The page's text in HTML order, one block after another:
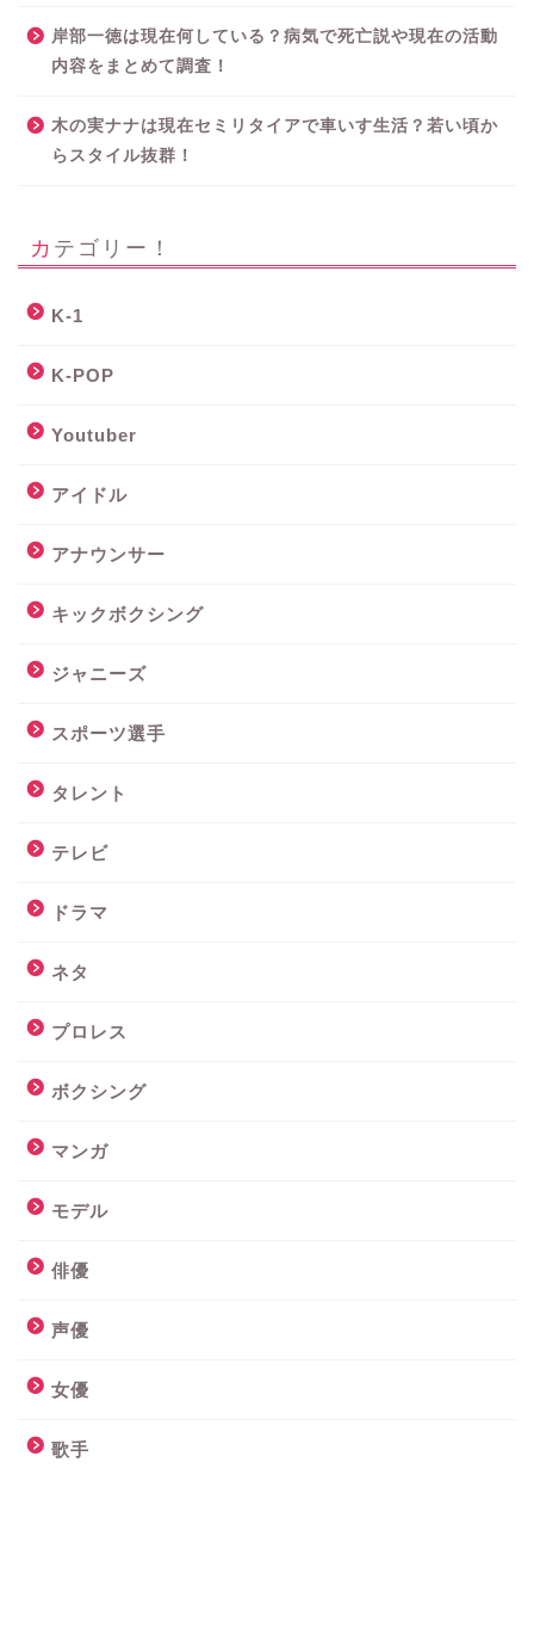
岸部一徳は現在何している？病気で死亡説や現在の活動
内容をまとめて調査！
木の実ナナは現在セミリタイアで車いす生活？若い頃か
らスタイル抜群！
カテゴリー！
K-1
K-POP
Youtuber
アイドル
アナウンサー
キックボクシング
ジャニーズ
スポーツ選手
タレント
テレビ
ドラマ
ネタ
プロレス
ボクシング
マンガ
モデル
俳優
声優
女優
歌手